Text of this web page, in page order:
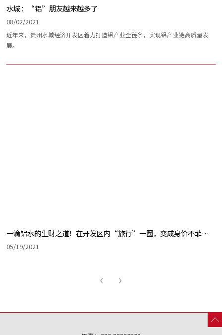
水城：“铝”朋友越来越多了
08/02/2021
近年来，贵州水城经济开发区着力打造铝产业全链条，实现铝产业链高质量发
展。
一滴铝水的生财之道！在开发区内“旅行”一圈，变成身价不菲的箱包和智能电饭煲等产品
05/19/2021